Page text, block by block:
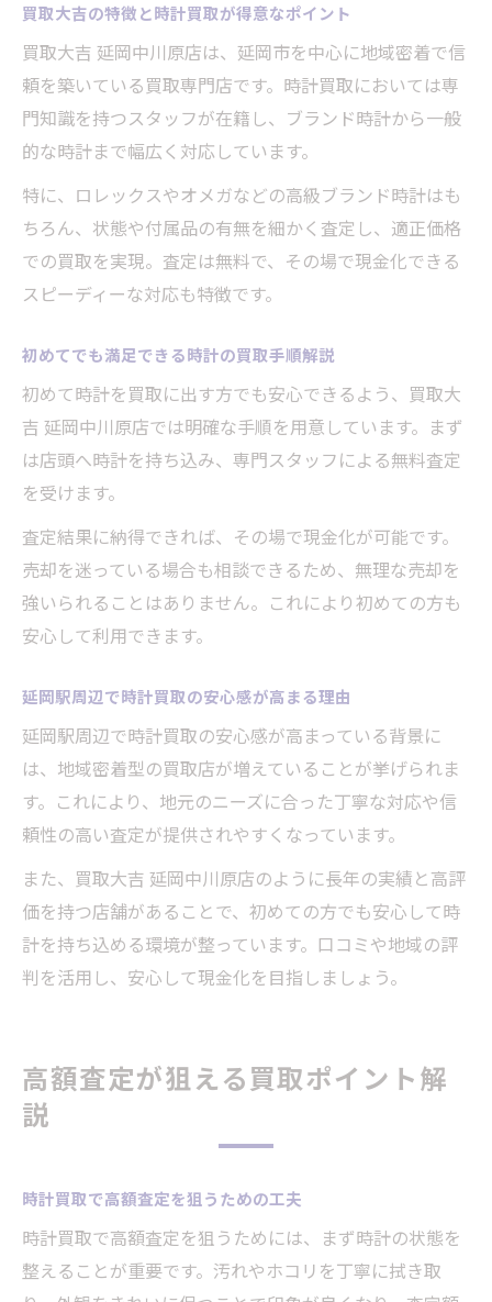
口コミや実体験から見る買取店の選び方
初めてでも安心な買取サービスの流れ
初めての時計買取でも安心できる流れを解
説
買取大吉の無料査定から現金化までの手順
持ち込み時に知っておきたいポイントまと
め
買取査定の所要時間と親切な対応の魅力
由
満足度が高い買取方法を徹底紹介
満足度の高い時計買取方法の選び方
買取大吉 延岡中川原店を活用した現金化体
験
比較で分かる買取サービスの利便性と安心
感
高評価口コミが多い買取方法のポイント
手数料無料や即現金化の嬉しいサービス
買取大吉の特徴と時計買取が得意なポイント
買取大吉 延岡中川原店は、延岡市を中心に地域密着で信
頼を築いている買取専門店です。時計買取においては専
門知識を持つスタッフが在籍し、ブランド時計から一般
的な時計まで幅広く対応しています。
特に、ロレックスやオメガなどの高級ブランド時計はも
ちろん、状態や付属品の有無を細かく査定し、適正価格
での買取を実現。査定は無料で、その場で現金化できる
スピーディーな対応も特徴です。
初めてでも満足できる時計の買取手順解説
初めて時計を買取に出す方でも安心できるよう、買取大
吉 延岡中川原店では明確な手順を用意しています。まず
は店頭へ時計を持ち込み、専門スタッフによる無料査定
を受けます。
査定結果に納得できれば、その場で現金化が可能です。
売却を迷っている場合も相談できるため、無理な売却を
強いられることはありません。これにより初めての方も
安心して利用できます。
延岡駅周辺で時計買取の安心感が高まる理由
延岡駅周辺で時計買取の安心感が高まっている背景に
は、地域密着型の買取店が増えていることが挙げられま
す。これにより、地元のニーズに合った丁寧な対応や信
頼性の高い査定が提供されやすくなっています。
また、買取大吉 延岡中川原店のように長年の実績と高評
価を持つ店舗があることで、初めての方でも安心して時
計を持ち込める環境が整っています。口コミや地域の評
判を活用し、安心して現金化を目指しましょう。
高額査定が狙える買取ポイント解
説
時計買取で高額査定を狙うための工夫
時計買取で高額査定を狙うためには、まず時計の状態を
整えることが重要です。汚れやホコリを丁寧に拭き取